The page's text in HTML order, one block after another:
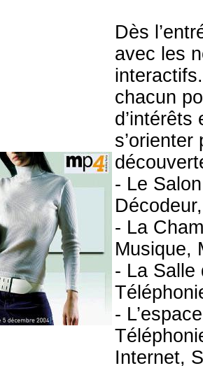
Dès
avec les
chacun
d’intérêts
- Le
- La
Musique,
- La Salle
-
Internet,